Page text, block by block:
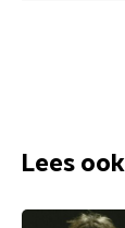
Lees ook